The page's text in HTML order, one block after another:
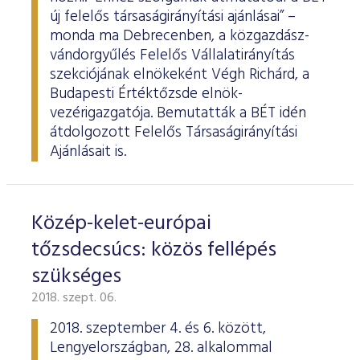
új felelős társaságirányítási ajánlásai” –
monda ma Debrecenben, a közgazdász-
vándorgyűlés Felelős Vállalatirányítás
szekciójának elnökeként Végh Richárd, a
Budapesti Értéktőzsde elnök-
vezérigazgatója. Bemutatták a BÉT idén
átdolgozott Felelős Társaságirányítási
Ajánlásait is.
Közép-kelet-európai
tőzsdecsúcs: közös fellépés
szükséges
2018. szept. 06.
2018. szeptember 4. és 6. között,
Lengyelországban, 28. alkalommal